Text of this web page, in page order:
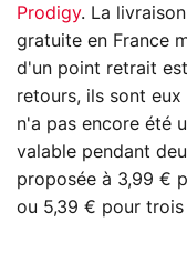
Prodigy. La
gratuite en France
d'un point retrait
retours, ils sont
n'a pas encore été
valable pendant
proposée à 3,99 €
ou 5,39 € pour trois